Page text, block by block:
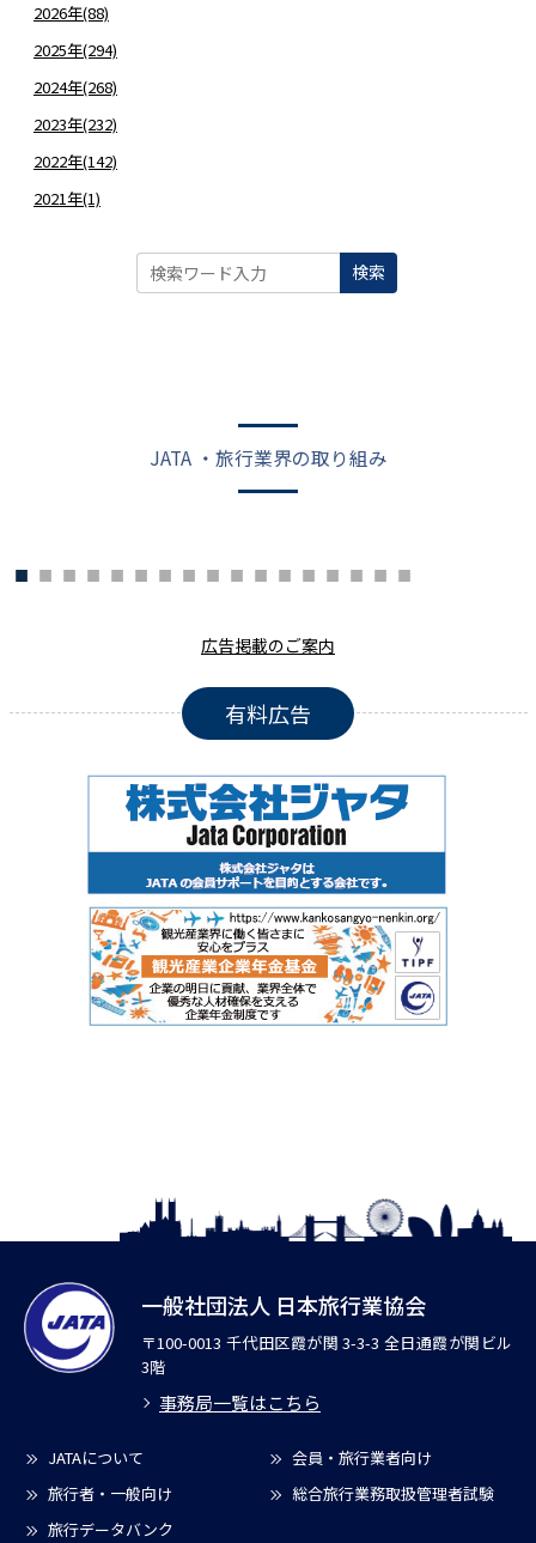
2026年(88)
2025年(294)
2024年(268)
2023年(232)
2022年(142)
2021年(1)
検索
JATA ・旅行業界の取り組み
広告掲載のご案内
有料広告
一般社団法人 日本旅行業協会
〒100-0013 千代田区霞が関 3-3-3 全日通霞が関ビル
3階
事務局一覧はこちら
JATAについて
会員・旅行業者向け
旅行者・一般向け
総合旅行業務取扱管理者試験
旅行データバンク